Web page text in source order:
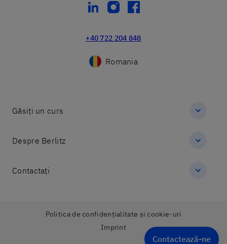
linkedininstagram
facebook
+40 722 204 848
Romania
Găsiți un curs
Despre Berlitz
Contactați
Politica de confidențialitate și cookie-uri
Imprint
Contactează-ne